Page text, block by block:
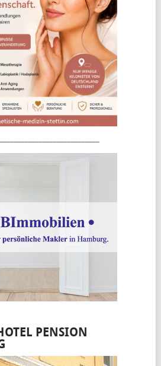
PENSION